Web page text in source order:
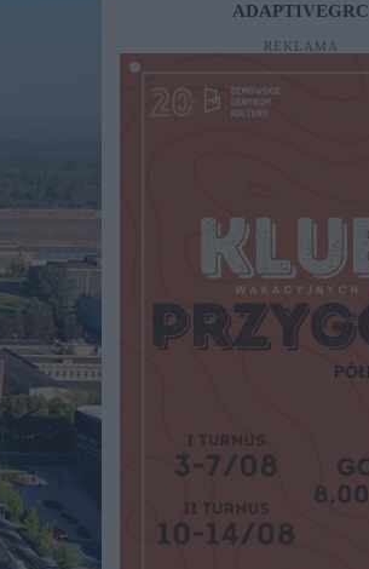
ADAPTIVEGRC
REKLAMA